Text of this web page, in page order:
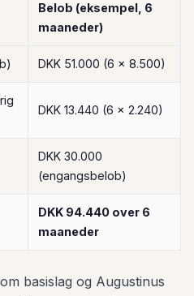
Belob (eksempel, 6
maaneder)
DKK 51.000 (6 x 8.500)
DKK 13.440 (6 x 2.240)
DKK 30.000
(engangsbelob)
DKK 94.440 over 6
maaneder
basislag og Augustinus